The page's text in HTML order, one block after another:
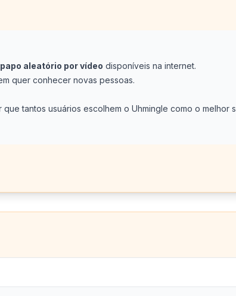
aleatório por vídeo disponíveis na internet.
quer conhecer novas pessoas.
tantos usuários escolhem o Uhmingle como o melhor